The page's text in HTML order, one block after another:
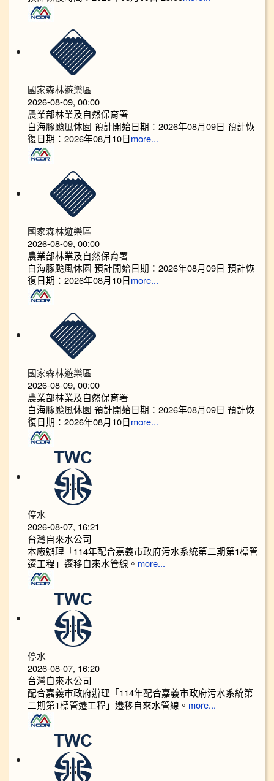
國家森林遊樂區
2026-08-09, 00:00
農業部林業及自然保育署
白海豚颱風休園 預計開始日期：2026年08月09日 預計恢
復日期：2026年08月10日 more...
國家森林遊樂區
2026-08-09, 00:00
農業部林業及自然保育署
白海豚颱風休園 預計開始日期：2026年08月09日 預計恢
復日期：2026年08月10日 more...
國家森林遊樂區
2026-08-09, 00:00
農業部林業及自然保育署
白海豚颱風休園 預計開始日期：2026年08月09日 預計恢
復日期：2026年08月10日 more...
停水
2026-08-07, 16:21
台灣自來水公司
本廠辦理「114年配合嘉義市政府污水系統第二期第1標管
遷工程」遷移自來水管線。 more...
停水
2026-08-07, 16:20
台灣自來水公司
配合嘉義市政府辦理「114年配合嘉義市政府污水系統第
二期第1標管遷工程」遷移自來水管線。 more...